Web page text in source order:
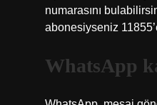
numarasını
abonesiyseniz
WhatsApp